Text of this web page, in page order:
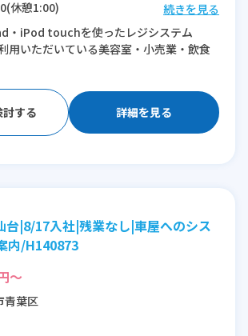
休憩1:00)
休憩1:00)
間程度/月
続きを見る
・iPod touchを使ったレジシステム
用いただいている美容室・小売業・飲食
詳細を見る
台|8/17入社|残業なし|車屋へのシス
内/H140873
～
青葉区